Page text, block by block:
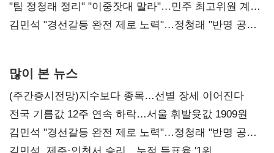
"팀 정청래 정리" "이중잣대 말라"…민주 최고위원 계파
다툼 격화
김민석 "경선갈등 완전 제로 노력"…정청래 "반명 공세
많이 본 뉴스
(주간증시전망)지수보다 종목…선별 장세 이어진다
전국 기름값 12주 연속 하락…서울 휘발윳값 1909원
김민석 "경선갈등 완전 제로 노력"…정청래 "반명 공세